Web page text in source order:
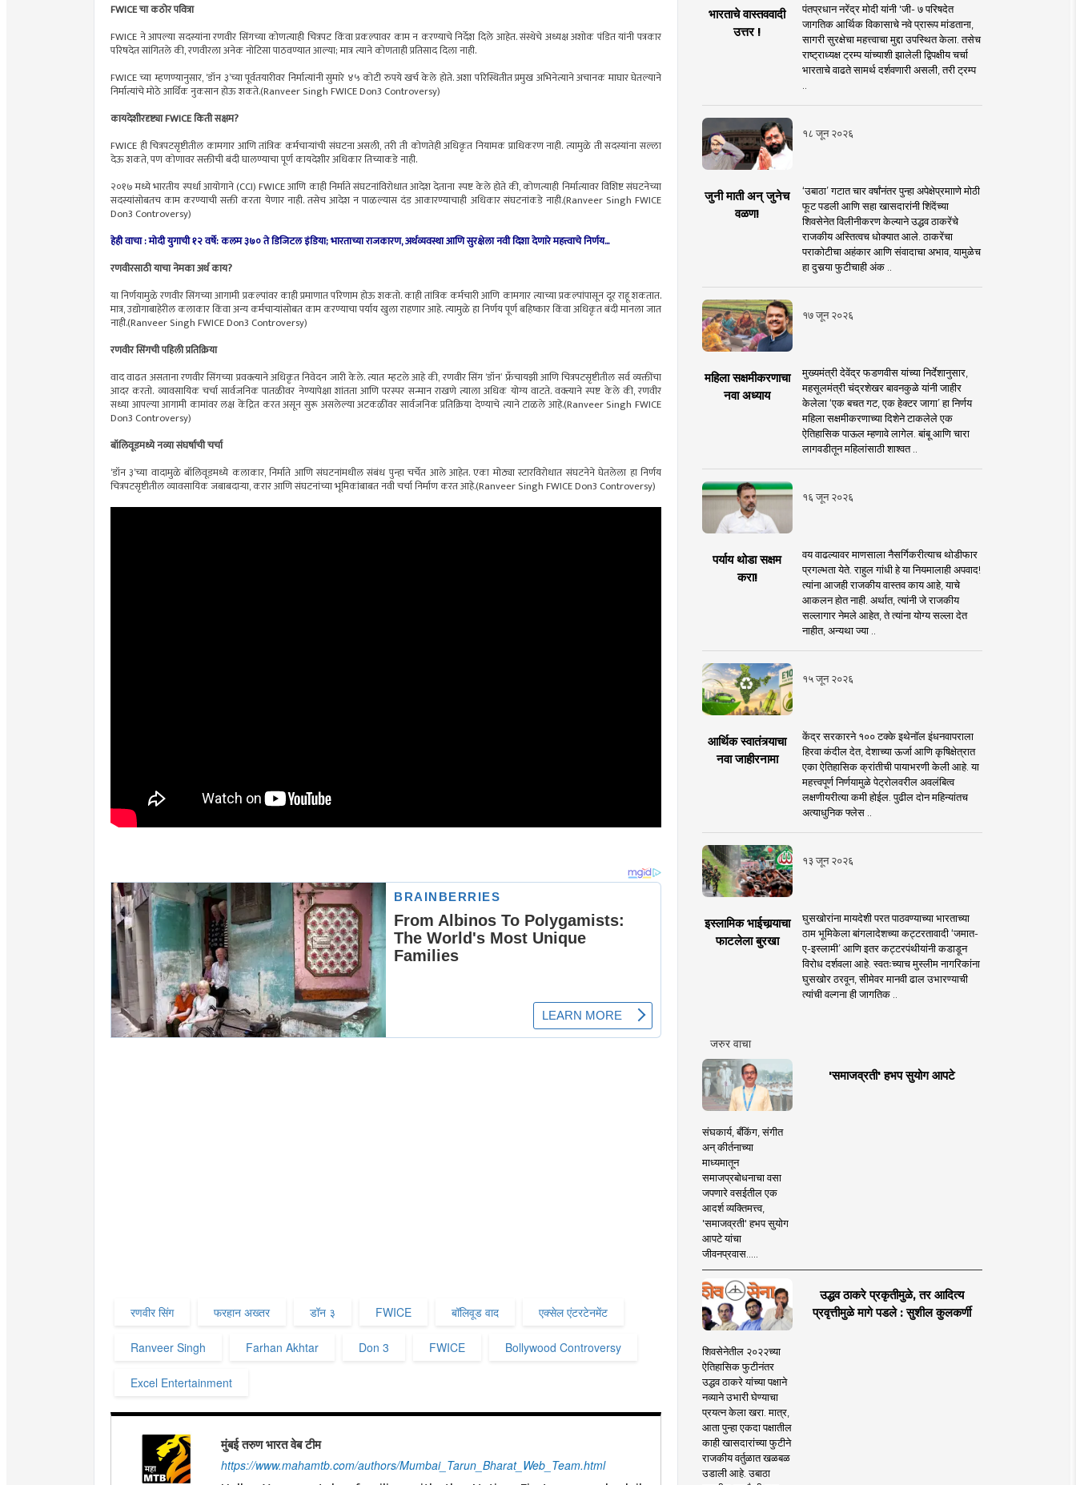
FWICE चा कठोर पवित्रा
FWICE ने आपल्या सदस्यांना रणवीर सिंगच्या कोणत्याही चित्रपट किंवा प्रकल्पावर काम न करण्याचे निर्देश दिले आहेत. संस्थेचे अध्यक्ष अशोक पंडित यांनी पत्रकार
परिषदेत सांगितले की, रणवीरला अनेक नोटिसा पाठवण्यात आल्या; मात्र त्याने कोणताही प्रतिसाद दिला नाही.
FWICE च्या म्हणण्यानुसार, ‘डॉन ३’च्या पूर्वतयारीवर निर्मात्यांनी सुमारे ४५ कोटी रुपये खर्च केले होते. अशा परिस्थितीत प्रमुख अभिनेत्याने अचानक माघार घेतल्याने
निर्मात्यांचे मोठे आर्थिक नुकसान होऊ शकते.(Ranveer Singh FWICE Don3 Controversy)
कायदेशीरदृष्ट्या FWICE किती सक्षम?
FWICE ही चित्रपटसृष्टीतील कामगार आणि तांत्रिक कर्मचाऱ्यांची संघटना असली, तरी ती कोणतेही अधिकृत नियामक प्राधिकरण नाही. त्यामुळे ती सदस्यांना सल्ला
देऊ शकते, पण कोणावर सक्तीची बंदी घालण्याचा पूर्ण कायदेशीर अधिकार तिच्याकडे नाही.
२०१७ मध्ये भारतीय स्पर्धा आयोगाने (CCI) FWICE आणि काही निर्माते संघटनांविरोधात आदेश देताना स्पष्ट केले होते की, कोणत्याही निर्मात्यावर विशिष्ट संघटनेच्या
सदस्यांसोबतच काम करण्याची सक्ती करता येणार नाही. तसेच आदेश न पाळल्यास दंड आकारण्याचाही अधिकार संघटनांकडे नाही.(Ranveer Singh FWICE
Don3 Controversy)
हेही वाचा : मोदी युगाची १२ वर्षे: कलम ३७० ते डिजिटल इंडिया; भारताच्या राजकारण, अर्थव्यवस्था आणि सुरक्षेला नवी दिशा देणारे महत्त्वाचे निर्णय...
रणवीरसाठी याचा नेमका अर्थ काय?
या निर्णयामुळे रणवीर सिंगच्या आगामी प्रकल्पांवर काही प्रमाणात परिणाम होऊ शकतो. काही तांत्रिक कर्मचारी आणि कामगार त्याच्या प्रकल्पांपासून दूर राहू शकतात.
मात्र, उद्योगाबाहेरील कलाकार किंवा अन्य कर्मचाऱ्यांसोबत काम करण्याचा पर्याय खुला राहणार आहे. त्यामुळे हा निर्णय पूर्ण बहिष्कार किंवा अधिकृत बंदी मानला जात
नाही.(Ranveer Singh FWICE Don3 Controversy)
रणवीर सिंगची पहिली प्रतिक्रिया
वाद वाढत असताना रणवीर सिंगच्या प्रवक्त्याने अधिकृत निवेदन जारी केले. त्यात म्हटले आहे की, रणवीर सिंग ‘डॉन’ फ्रँचायझी आणि चित्रपटसृष्टीतील सर्व व्यक्तींचा
आदर करतो. व्यावसायिक चर्चा सार्वजनिक पातळीवर नेण्यापेक्षा शांतता आणि परस्पर सन्मान राखणे त्याला अधिक योग्य वाटते. वक्त्याने स्पष्ट केले की, रणवीर
सध्या आपल्या आगामी कामांवर लक्ष केंद्रित करत असून सुरू असलेल्या अटकळींवर सार्वजनिक प्रतिक्रिया देण्याचे त्याने टाळले आहे.(Ranveer Singh FWICE
Don3 Controversy)
बॉलिवूडमध्ये नव्या संघर्षाची चर्चा
‘डॉन ३’च्या वादामुळे बॉलिवूडमध्ये कलाकार, निर्माते आणि संघटनांमधील संबंध पुन्हा चर्चेत आले आहेत. एका मोठ्या स्टारविरोधात संघटनेने घेतलेला हा निर्णय
चित्रपटसृष्टीतील व्यावसायिक जबाबदाऱ्या, करार आणि संघटनांच्या भूमिकांबाबत नवी चर्चा निर्माण करत आहे.(Ranveer Singh FWICE Don3 Controversy)
रणवीर सिंग फरहान अख्तर डॉन ३ FWICE बॉलिवूड वाद एक्सेल एंटरटेनमेंट
Ranveer Singh Farhan Akhtar Don 3 FWICE Bollywood Controversy
Excel Entertainment
मुंबई तरुण भारत वेब टीम
https://www.mahamtb.com/authors/Mumbai_Tarun_Bharat_Web_Team.html
भारताचे वास्तववादी
उत्तर !
पंतप्रधान नरेंद्र मोदी यांनी 'जी- ७ परिषदेत
जागतिक आर्थिक विकासाचे नवे प्रारूप मांडताना,
सागरी सुरक्षेचा महत्त्वाचा मुद्दा उपस्थित केला. तसेच
राष्ट्राध्यक्ष ट्रम्प यांच्याशी झालेली द्विपक्षीय चर्चा
भारताचे वाढते सामर्थ दर्शवणारी असली, तरी ट्रम्प
१८ जून २०२६
जुनी माती अन् जुनेच
वळण!
‘उबाठा’ गटात चार वर्षांनंतर पुन्हा अपेक्षेप्रमााणे मोठी
फूट पडली आणि सहा खासदारांनी शिंदेंच्या
शिवसेनेत विलीनीकरण केल्याने उद्धव ठाकरेंचे
राजकीय अस्तित्वच धोक्यात आले. ठाकरेंचा
पराकोटीचा अहंकार आणि संवादाचा अभाव, यामुळेच
हा दुसर्‍या फुटीचाही अंक ..
१७ जून २०२६
महिला सक्षमीकरणाचा
नवा अध्याय
मुख्यमंत्री देवेंद्र फडणवीस यांच्या निर्देशानुसार,
महसूलमंत्री चंद्रशेखर बावनकुळे यांनी जाहीर
केलेला ‘एक बचत गट, एक हेक्टर जागा’ हा निर्णय
महिला सक्षमीकरणाच्या दिशेने टाकलेले एक
ऐतिहासिक पाऊल म्हणावे लागेल. बांबू आणि चारा
लागवडीतून महिलांसाठी शाश्वत ..
१६ जून २०२६
पर्याय थोडा सक्षम
करा!
वय वाढल्यावर माणसाला नैसर्गिकरीत्याच थोडीफार
प्रगल्भता येते. राहुल गांधी हे या नियमालाही अपवाद!
त्यांना आजही राजकीय वास्तव काय आहे, याचे
आकलन होत नाही. अर्थात, त्यांनी जे राजकीय
सल्लागार नेमले आहेत, ते त्यांना योग्य सल्ला देत
नाहीत, अन्यथा ज्या ..
१५ जून २०२६
आर्थिक स्वातंत्र्याचा
नवा जाहीरनामा
केंद्र सरकारने १०० टक्के इथेनॉल इंधनवापराला
हिरवा कंदील देत, देशाच्या ऊर्जा आणि कृषिक्षेत्रात
एका ऐतिहासिक क्रांतीची पायाभरणी केली आहे. या
महत्त्वपूर्ण निर्णयामुळे पेट्रोलवरील अवलंबित्व
लक्षणीयरीत्या कमी होईल. पुढील दोन महिन्यांतच
अत्याधुनिक फ्लेस ..
१३ जून २०२६
इस्लामिक भाईचार्‍याचा
फाटलेला बुरखा
घुसखोरांना मायदेशी परत पाठवण्याच्या भारताच्या
ठाम भूमिकेला बांगलादेशच्या कट्टरतावादी ‘जमात-
ए-इस्लामी’ आणि इतर कट्टरपंथीयांनी कडाडून
विरोध दर्शवला आहे. स्वतःच्याच मुस्लीम नागरिकांना
घुसखोर ठरवून, सीमेवर मानवी ढाल उभारण्याची
त्यांची वल्गना ही जागतिक ..
जरुर वाचा
'समाजव्रती' हभप सुयोग आपटे
संघकार्य, बँकिंग, संगीत
अन् कीर्तनाच्या
माध्यमातून
समाजप्रबोधनाचा वसा
जपणारे वसईतील एक
आदर्श व्यक्तिमत्त्व,
'समाजव्रती' हभप सुयोग
आपटे यांचा
जीवनप्रवास.....
उद्धव ठाकरे प्रकृतीमुळे, तर आदित्य
प्रवृत्तीमुळे मागे पडले : सुशील कुलकर्णी
शिवसेनेतील २०२२च्या
ऐतिहासिक फुटीनंतर
उद्धव ठाकरे यांच्या पक्षाने
नव्याने उभारी घेण्याचा
प्रयत्न केला खरा. मात्र,
आता पुन्हा एकदा पक्षातील
काही खासदारांच्या फुटीने
राजकीय वर्तुळात खळबळ
उडाली आहे. उबाठा